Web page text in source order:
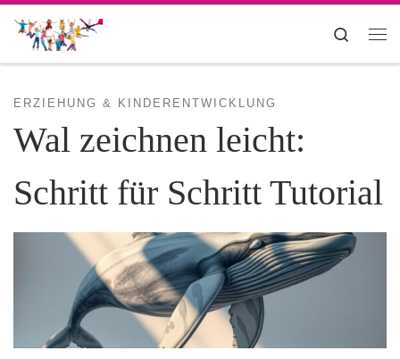
Zum Inhalt springen
Search
ERZIEHUNG & KINDERENTWICKLUNG
Wal zeichnen leicht:
Schritt für Schritt Tutorial